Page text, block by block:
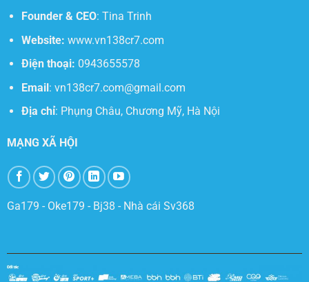
Founder & CEO: Tina Trinh
Website: www.vn138cr7.com
Điện thoại: 0943655578
Email: vn138cr7.com@gmail.com
Địa chỉ: Phụng Châu, Chương Mỹ, Hà Nội
MẠNG XÃ HỘI
Ga179 - Oke179 - Bj38 - Nhà cái Sv368